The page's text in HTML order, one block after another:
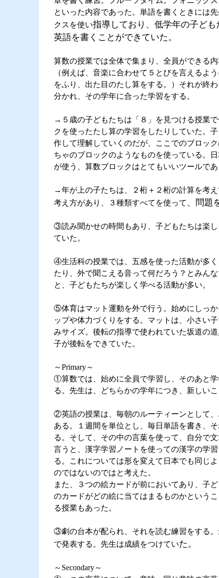
といった内容であった。単語を書くときには
クスを使い指導しており、低学年の子ど
英語を書くことができていた。
算数の授業では全体で集まり、全員ができる
（例えば、音楽に合わせて５とびを言えるよ
をふり、出た目のたし算をする。）それが終
分かれ、その学年に合った学習をする。
→５歳の子どもたちは「８」を見つける授業
クを使ったたし算の学習をしたりしていた。
作して理解していくのだが、ここでのブロッ
ちゃのブロックのようなものを使っている。
が使う、算数ブロックはとてもいいツールで
→年が上の子たちは、２桁＋２桁の計算を考
考え方があり、３種類すべてを使って 、問題
③読み聞かせの時間もあり、子どもたちは楽
ていた。
④生活科の授業では、五感を使った活動が多
たり、外で聞こえる音って何だろう？とみん
と、子どもたちが楽しく学べる活動が多い。
⑤体育はマット運動を外で行う。始めにしっ
ップや体力づくりをする。マットは、小さい
みサイズ。後転の指導で使われていた坂道の
子が後転をできていた。
～Primary～
①算数では、始めに全員で学習し、そのあと
る。先生は、どちらかの学年につき、新しい
②英語の授業は、毎朝のルーティーンとして
ある。１週間を単位とし、毎日単語を書き、
る。そして、その中の言葉を使って、自分で
言うと、漢字学習ノートを使っての漢字の学
る。これについては形を変えて日本でも同じ
のではないのではと考えた。
また、３つの絵カードが前においてあり、子
のカードがどの絵に当てはまるものかという
る授業もあった。
③劇の台本が配られ、それを読む練習をする
で発表する。先生は成績をつけていた。
～Secondary～